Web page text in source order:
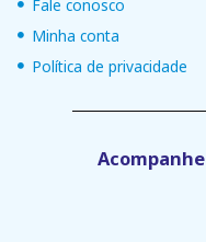
Fale conosco
Minha conta
Política de privacidade